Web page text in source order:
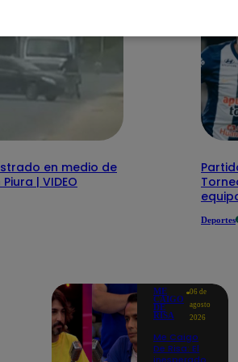
en medio de
| VIDEO
Deportes
ME
CAIGO
DE
RISA
06 de
agosto
2026
Me Caigo
De Risa: El